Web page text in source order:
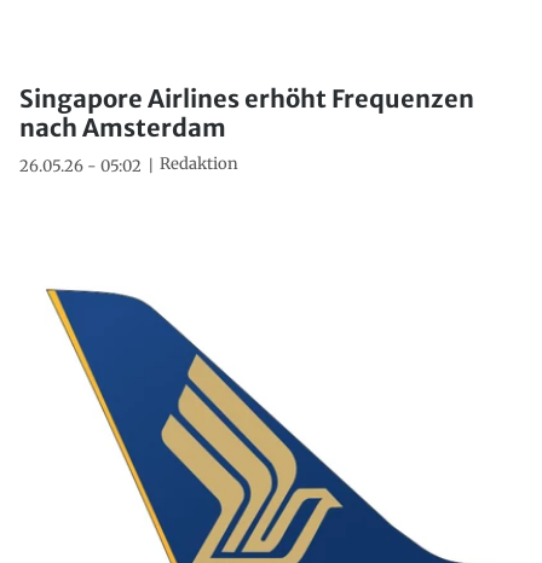
Singapore Airlines erhöht Frequenzen
nach Amsterdam
26.05.26 - 05:02 Redaktion